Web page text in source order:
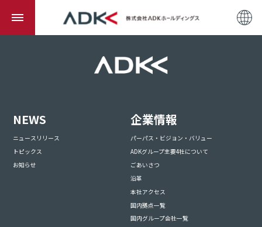
NEWS
ニュースリリース
トピックス
お知らせ
企業情報
パーパス・ビジョン・バリュー
ADKグループ主要4社について
ごあいさつ
沿革
本社アクセス
国内拠点一覧
国内グループ会社一覧